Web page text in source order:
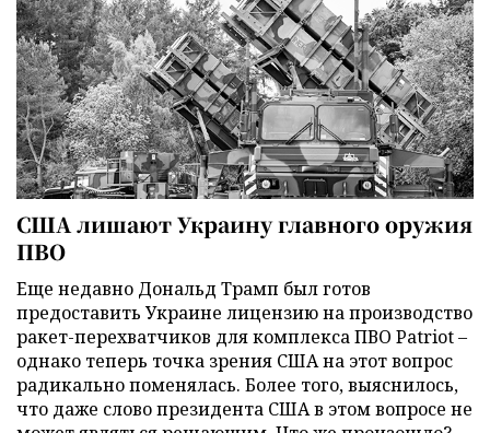
США лишают Украину главного оружия
ПВО
Еще недавно Дональд Трамп был готов
предоставить Украине лицензию на производство
ракет-перехватчиков для комплекса ПВО Patriot –
однако теперь точка зрения США на этот вопрос
радикально поменялась. Более того, выяснилось,
что даже слово президента США в этом вопросе не